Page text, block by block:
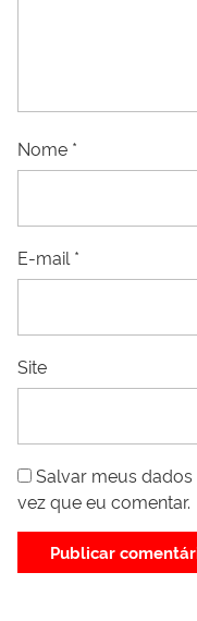
Nome *
E-mail *
Site
Salvar meus
vez que eu comentar.